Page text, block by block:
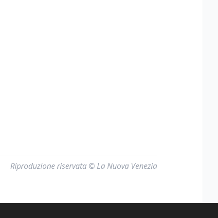
Riproduzione riservata © La Nuova Venezia